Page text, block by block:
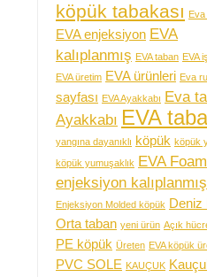
köpük tabakası
EVA enjeksiyon EVA
kalıplanmış EVA taban EVA
EVA üretim EVA ürünleri Eva
sayfası EVA Ayakkabı Eva
Ayakkabı EVA
yangına dayanıklı köpük köpük
köpük yumuşaklık EVA Foam
enjeksiyon kalıplanmış
Enjeksiyon Molded köpük Deniz
Orta taban yeni ürün Açık
PE köpük Üreten EVA köpük
PVC SOLE KAUÇUK